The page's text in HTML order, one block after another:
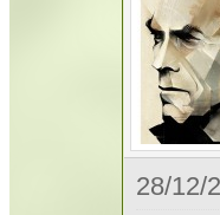
28/12/